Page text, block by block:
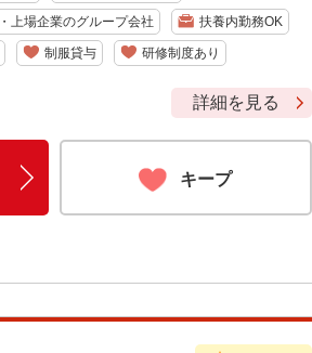
上場企業のグループ会社 扶養内勤務OK
制服貸与 研修制度あり
詳細を見る
キープ